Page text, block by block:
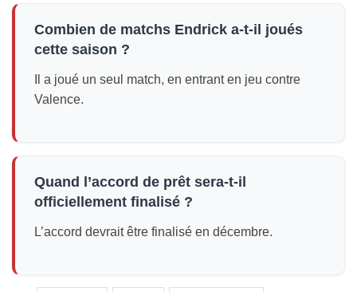
Combien de matchs Endrick a-t-il joués
cette saison ?
Il a joué un seul match, en entrant en jeu contre
Valence.
Quand l’accord de prêt sera-t-il
officiellement finalisé ?
L’accord devrait être finalisé en décembre.